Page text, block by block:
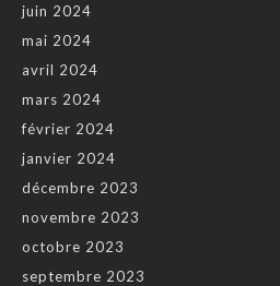
juin 2024
mai 2024
avril 2024
mars 2024
février 2024
janvier 2024
décembre 2023
novembre 2023
octobre 2023
septembre 2023